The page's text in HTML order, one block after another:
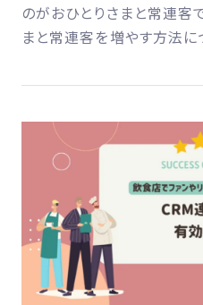
のがおひとりさまと常連客
まと常連客を増やす方法に